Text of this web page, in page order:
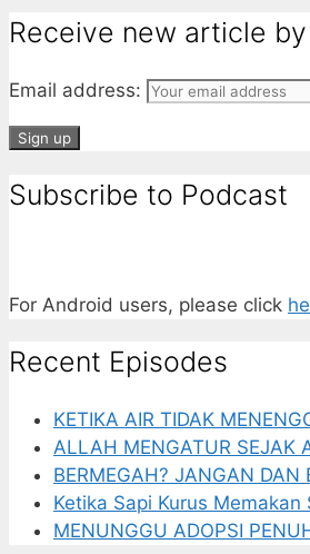
Receive new article
Email address:
Subscribe to Podcast
For Android users, please click
Recent Episodes
KETIKA AIR TIDAK
ALLAH MENGATUR SEJAK
BERMEGAH? JANGAN DAN
Ketika Sapi Kurus Memakan
MENUNGGU ADOPSI